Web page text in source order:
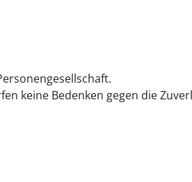
keine Bedenken gegen die